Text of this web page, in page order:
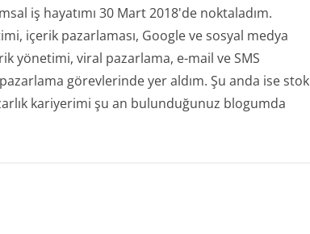
iş hayatımı 30 Mart 2018'de noktaladım.
içerik pazarlaması, Google ve sosyal medya
yönetimi, viral pazarlama, e-mail ve SMS
görevlerinde yer aldım. Şu anda ise stok
kariyerimi şu an bulunduğunuz blogumda